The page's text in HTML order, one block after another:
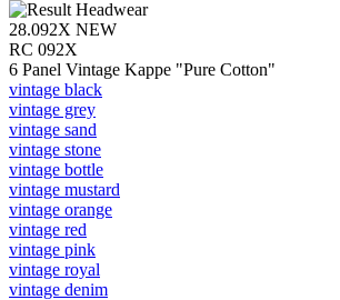
28.092X NEW
RC 092X
6 Panel Vintage Kappe "Pure Cotton"
vintage black
vintage grey
vintage sand
vintage stone
vintage bottle
vintage mustard
vintage orange
vintage red
vintage pink
vintage royal
vintage denim